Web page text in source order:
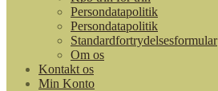
Persondatapolitik
Persondatapolitik
Standardfortrydelsesformular
Om os
Kontakt os
Min Konto